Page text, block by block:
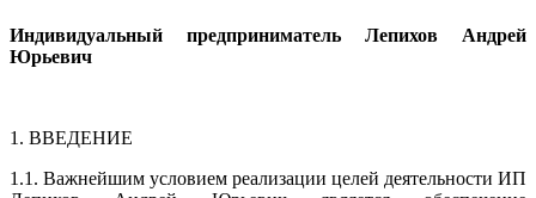
Индивидуальный предприниматель Лепихов Андрей
Юрьевич
1. ВВЕДЕНИЕ
1.1. Важнейшим условием реализации целей деятельности ИП